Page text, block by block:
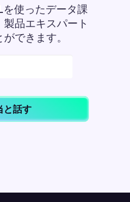
使ったデータ課
品エキスパート
できます。
と話す